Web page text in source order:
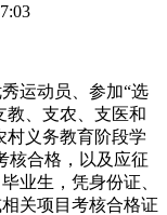
运动员、参加“选
教、支农、支医和
村义务教育阶段学
核合格，以及应征
业生，凭身份证、
关项目考核合格证